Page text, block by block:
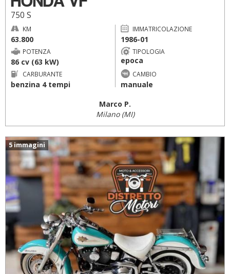
750 S
KM
63.800
IMMATRICOLAZIONE
1986-01
POTENZA
86 cv (63 kW)
TIPOLOGIA
epoca
CARBURANTE
benzina 4 tempi
CAMBIO
manuale
Marco P.
Milano (MI)
5 immagini